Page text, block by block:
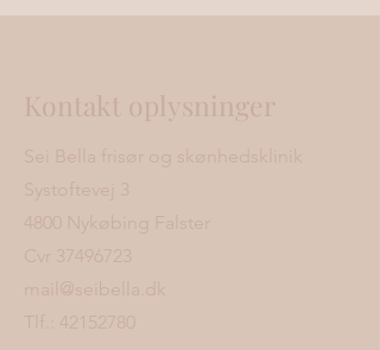
Kontakt oplysninger
Sei Bella frisør og skønhedsklinik
Systoftevej 3
4800 Nykøbing Falster
Cvr
37496723
mail@seibella.dk
Tlf.:
42152780